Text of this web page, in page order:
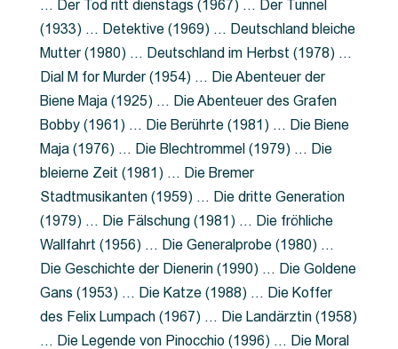
… Der Tod ritt dienstags (1967) … Der Tunnel
(1933) … Detektive (1969) … Deutschland bleiche
Mutter (1980) … Deutschland im Herbst (1978) …
Dial M for Murder (1954) … Die Abenteuer der
Biene Maja (1925) … Die Abenteuer des Grafen
Bobby (1961) … Die Berührte (1981) … Die Biene
Maja (1976) … Die Blechtrommel (1979) … Die
bleierne Zeit (1981) … Die Bremer
Stadtmusikanten (1959) … Die dritte Generation
(1979) … Die Fälschung (1981) … Die fröhliche
Wallfahrt (1956) … Die Generalprobe (1980) …
Die Geschichte der Dienerin (1990) … Die Goldene
Gans (1953) … Die Katze (1988) … Die Koffer
des Felix Lumpach (1967) … Die Landärztin (1958)
… Die Legende von Pinocchio (1996) … Die Moral